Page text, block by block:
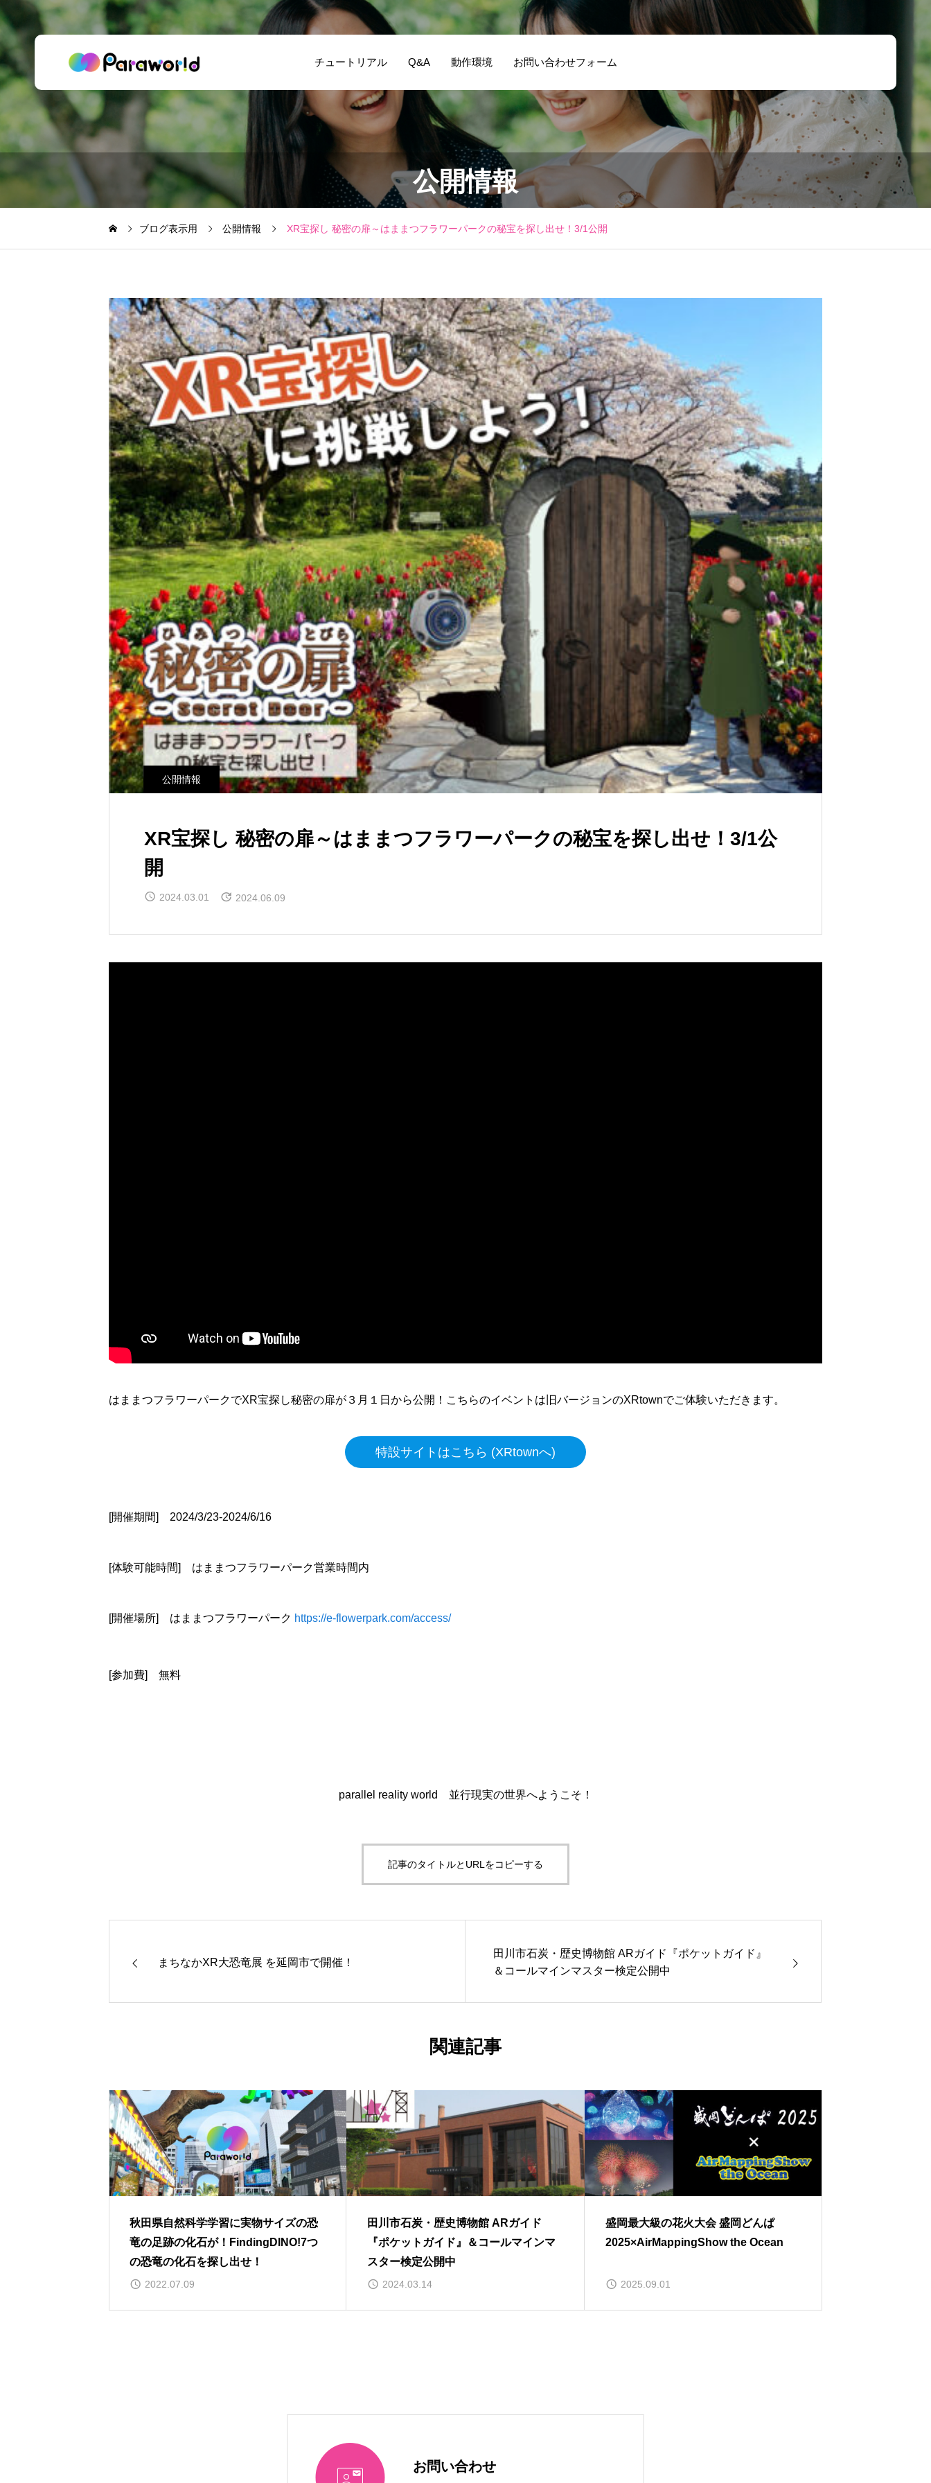
チュートリアル Q&A 動作環境 お問い合わせフォーム
公開情報
ブログ表示用 公開情報 XR宝探し 秘密の扉～はままつフラワーパークの秘宝を探し出せ！3/1公開
公開情報
XR宝探し 秘密の扉～はままつフラワーパークの秘宝を探し出せ！3/1公
開
2024.03.01 2024.06.09
はままつフラワーパークでXR宝探し秘密の扉が３月１日から公開！こちらのイベントは旧バージョンのXRtownでご体験いただきます。
特設サイトはこちら (XRtownへ)
[開催期間] 2024/3/23-2024/6/16
[体験可能時間] はままつフラワーパーク営業時間内
[開催場所] はままつフラワーパーク https://e-flowerpark.com/access/
[参加費] 無料
parallel reality world 並行現実の世界へようこそ！
記事のタイトルとURLをコピーする
まちなかXR大恐竜展 を延岡市で開催！
田川市石炭・歴史博物館 ARガイド『ポケットガイド』
＆コールマインマスター検定公開中
関連記事
秋田県自然科学学習に実物サイズの恐
竜の足跡の化石が！FindingDINO!7つ
の恐竜の化石を探し出せ！
2022.07.09
田川市石炭・歴史博物館 ARガイド
『ポケットガイド』＆コールマインマ
スター検定公開中
2024.03.14
盛岡最大級の花火大会 盛岡どんぱ
2025×AirMappingShow the Ocean
2025.09.01
お問い合わせ